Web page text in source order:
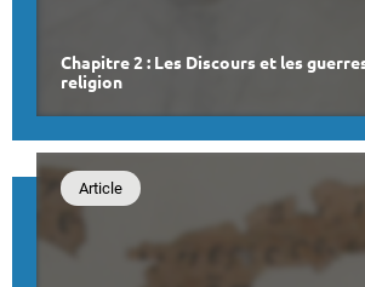
Chapitre 2 : Les Discours et les
religion
Article